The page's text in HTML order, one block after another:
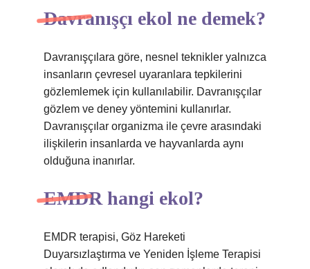
Davranışçı ekol ne demek?
Davranışçılara göre, nesnel teknikler yalnızca
insanların çevresel uyaranlara tepkilerini
gözlemlemek için kullanılabilir. Davranışçılar
gözlem ve deney yöntemini kullanırlar.
Davranışçılar organizma ile çevre arasındaki
ilişkilerin insanlarda ve hayvanlarda aynı
olduğuna inanırlar.
EMDR hangi ekol?
EMDR terapisi, Göz Hareketi
Duyarsızlaştırma ve Yeniden İşleme Terapisi